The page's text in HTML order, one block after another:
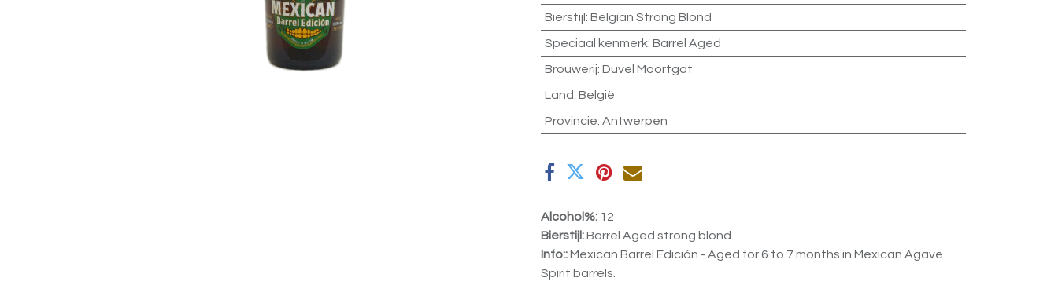
Bierstijl : Belgian Strong Blond
Speciaal kenmerk: Barrel Aged
Brouwerij: Duvel Moortgat
Land: België
Provincie: Antwerpen
Alcohol%: 12
Bierstijl:Barrel Aged strong blond
Info::Mexican Barrel Edición - Aged for 6 to 7 months in Mexican Agave
Spirit barrels.